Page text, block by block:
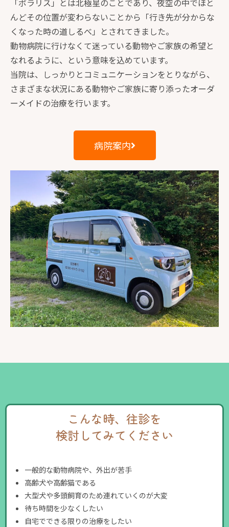
んどその位置が変わらないことから「行き先が分からな
くなった時の道しるべ」とされてきました。
動物病院に行けなくて迷っている動物やご家族の希望と
なれるように、という意味を込めています。
当院は、しっかりとコミュニケーションをとりながら、
さまざまな状況にある動物やご家族に寄り添ったオーダ
ーメイドの治療を行います。
病院案内
こんな時、往診を
検討してみてください
一般的な動物病院や、外出が苦手
高齢犬や高齢猫である
大型犬や多頭飼育のため連れていくのが大変
待ち時間を少なくしたい
自宅でできる限りの治療をしたい